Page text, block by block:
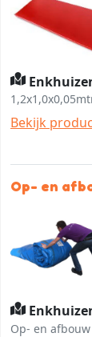
Bekijk
Op- en
Op- en